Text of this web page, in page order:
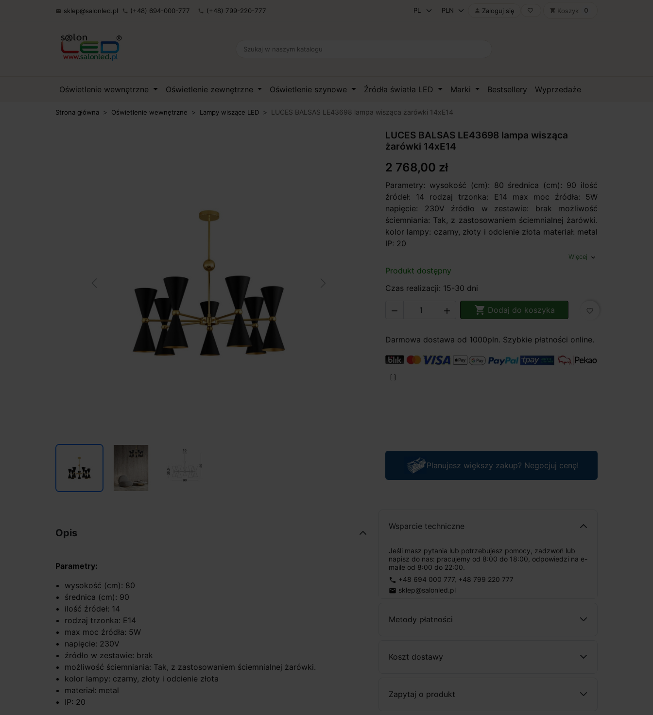
 sklep@salonled.pl phone (+48) 694-000-777 phone (+48) 799-220-777  Zaloguj się favorite_border shopping_cart Koszyk 0
Oświetlenie wewnętrzne Oświetlenie zewnętrzne Oświetlenie szynowe Źródła światła LED Marki Bestsellery Wyprzedaże
Strona główna Oświetlenie wewnętrzne Lampy wiszące LED LUCES BALSAS LE43698 lampa wisząca żarówki 14xE14
LUCES BALSAS LE43698 lampa wisząca
żarówki 14xE14
2 768,00 zł
Parametry: wysokość (cm): 80 średnica (cm): 90 ilość
źródeł: 14 rodzaj trzonka: E14 max moc źródła: 5W
napięcie: 230V źródło w zestawie: brak możliwość
ściemniania: Tak, z zastosowaniem ściemnialnej żarówki.
kolor lampy: czarny, złoty i odcienie złota materiał: metal
IP: 20
Więcej expand_more
Produkt dostępny
Czas realizacji: 15-30 dni
   Dodaj do koszyka favorite_border
Darmowa dostawa od 1000pln. Szybkie płatności online.
Planujesz większy zakup? Negocjuj cenę!
Wsparcie techniczne
Jeśli masz pytania lub potrzebujesz pomocy, zadzwoń lub
napisz do nas: pracujemy od 8:00 do 18:00, odpowiedzi na e-
maile od 8:00 do 22:00.
phone +48 694 000 777, +48 799 220 777
email sklep@salonled.pl
Metody płatności
Koszt dostawy
Zapytaj o produkt
Opis
Parametry:
wysokość (cm): 80
średnica (cm): 90
ilość źródeł: 14
rodzaj trzonka: E14
max moc źródła: 5W
napięcie: 230V
źródło w zestawie: brak
możliwość ściemniania: Tak, z zastosowaniem ściemnialnej żarówki.
kolor lampy: czarny, złoty i odcienie złota
materiał: metal
IP: 20